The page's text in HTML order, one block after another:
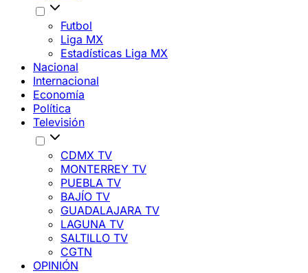
Futbol
Liga MX
Estadísticas Liga MX
Nacional
Internacional
Economía
Política
Televisión
CDMX TV
MONTERREY TV
PUEBLA TV
BAJÍO TV
GUADALAJARA TV
LAGUNA TV
SALTILLO TV
CGTN
OPINIÓN